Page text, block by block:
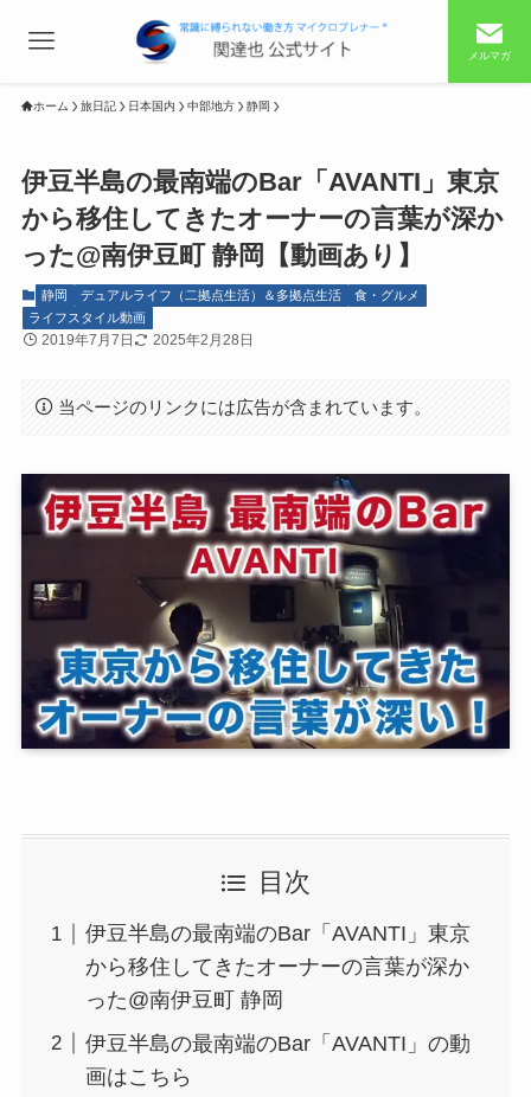
メルマガ
ホーム 旅日記 日本国内 中部地方 静岡
伊豆半島の最南端のBar「AVANTI」東京
から移住してきたオーナーの言葉が深か
った@南伊豆町 静岡【動画あり】
静岡 デュアルライフ（二拠点生活）＆多拠点生活
食・グルメ
ライフスタイル動画
2019年7月7日 2025年2月28日
当ページのリンクには広告が含まれています。
目次
伊豆半島の最南端のBar「AVANTI」東京
から移住してきたオーナーの言葉が深か
った@南伊豆町 静岡
伊豆半島の最南端のBar「AVANTI」の動
画はこちら